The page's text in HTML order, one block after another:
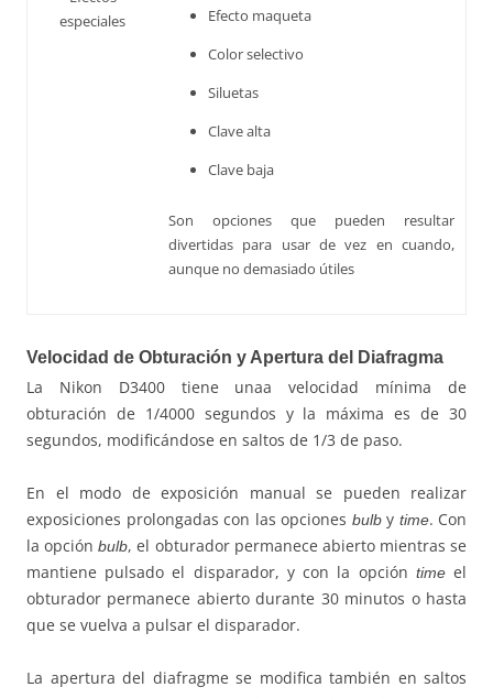
especiales
Efecto maqueta
Color selectivo
Siluetas
Clave alta
Clave baja
Son opciones que pueden resultar
divertidas para usar de vez en cuando,
aunque no demasiado útiles
Velocidad de Obturación y Apertura del Diafragma
La Nikon D3400 tiene unaa velocidad mínima de
obturación de 1/4000 segundos y la máxima es de 30
segundos, modificándose en saltos de 1/3 de paso.
En el modo de exposición manual se pueden realizar
exposiciones prolongadas con las opciones bulby time. Con
la opciónbulb, el obturador permanece abierto mientras se
mantiene pulsado el disparador, y con la opción timeel
obturador permanece abierto durante 30 minutos o hasta
que se vuelva a pulsar el disparador.
La apertura del diafragme se modifica también en saltos